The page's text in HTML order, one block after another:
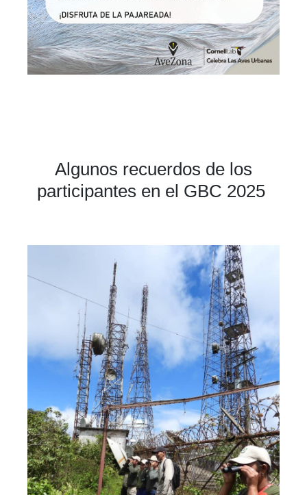
Algunos recuerdos de los
participantes en el GBC 2025